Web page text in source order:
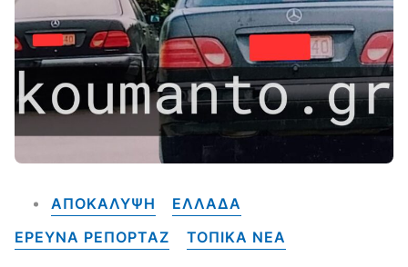
ΑΠΟΚΑΛΥΨΗ
ΕΛΛΑΔΑ
ΕΡΕΥΝΑ ΡΕΠΟΡΤΑΖ
ΤΟΠΙΚΑ NEA